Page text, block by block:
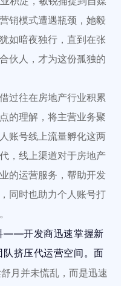
销模式遭遇瓶颈，她毅
如暗夜独行，直到在张
伙人，才为这份孤独的
过往在房地产行业积累
的理解，将主营业务聚
账号线上流量孵化这两
，线上渠道对于房地产
的运营服务，帮助开发
同时也助力个人账号打
——开发商迅速掌握新
挤压代运营空间。面
月并未慌乱，而是迅速